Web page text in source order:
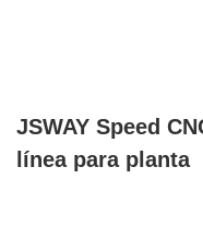
JSWAY Speed
línea para planta